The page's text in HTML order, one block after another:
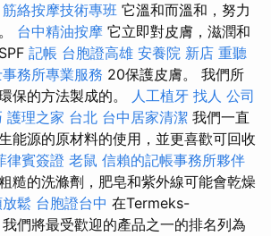
筋絡按摩技術專班 它溫和而溫和，努力
台中精油按摩 它立即對皮膚，滋潤和
記帳 台胞證高雄 安養院 新店 重聽
務所專業服務 20保護皮膚。 我們所
保的方法製成的。 人工植牙 找人 公司
護理之家 台北 台中居家清潔 我們一直
能源的原材料的使用，並更喜歡可回收
律賓簽證 老鼠 信賴的記帳事務所夥伴
糙的洗滌劑，肥皂和紫外線可能會乾燥
鬆 台胞證台中 在Termeks-
們將最受歡迎的產品之一的排名列為